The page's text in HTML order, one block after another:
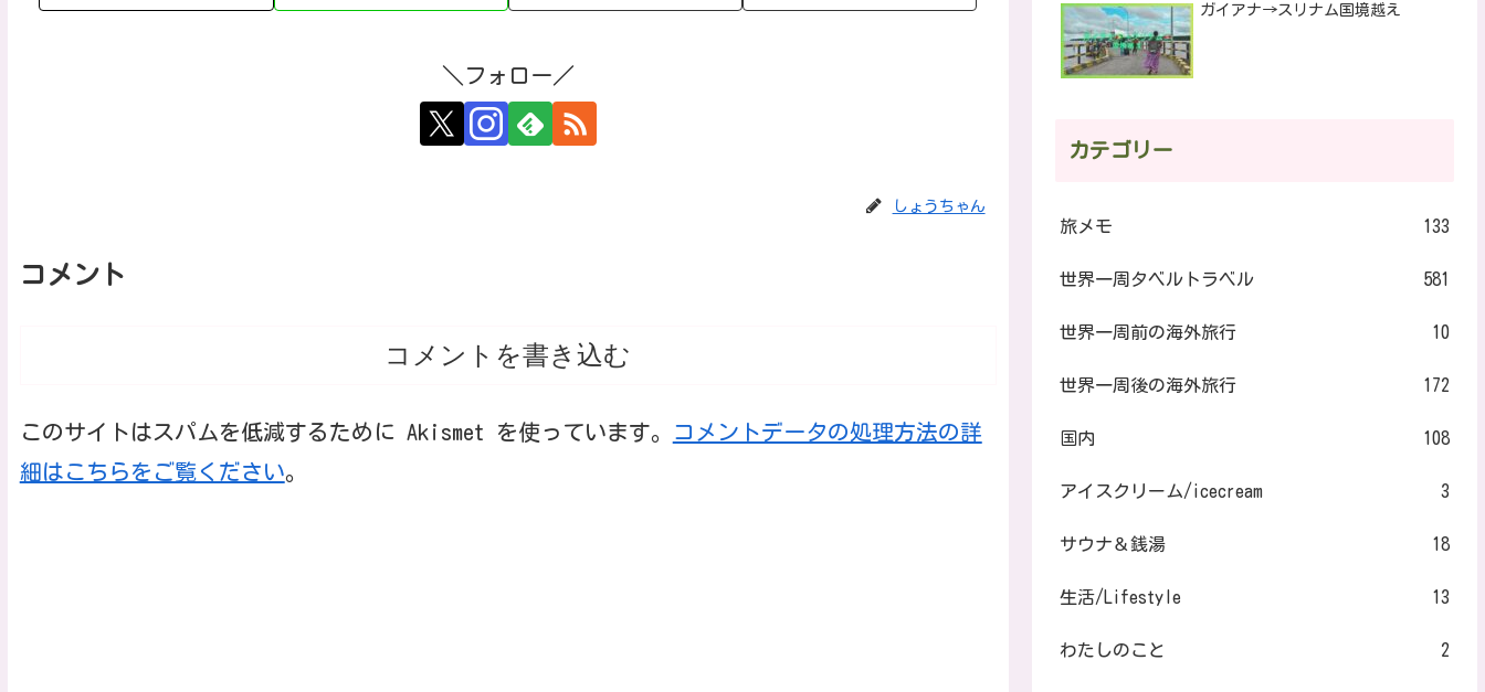
＼フォロー／
しょうちゃん
コメント
コメントを書き込む
このサイトはスパムを低減するために Akismet を使っています。
コメントデータの処理方法の詳
細はこちらをご覧ください。
ガイアナ→スリナム国境越え
カテゴリー
旅メモ 133
世界一周タベルトラベル 581
世界一周前の海外旅行 10
世界一周後の海外旅行 172
国内 108
アイスクリーム/icecream 3
サウナ＆銭湯 18
生活/Lifestyle 13
わたしのこと 2